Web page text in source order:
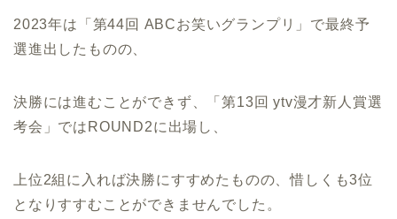
2023年は「第44回 ABCお笑いグランプリ」で最終予
選進出したものの、
決勝には進むことができず、「第13回 ytv漫才新人賞選
考会」ではROUND2に出場し、
上位2組に入れば決勝にすすめたものの、惜しくも3位
となりすすむことができませんでした。